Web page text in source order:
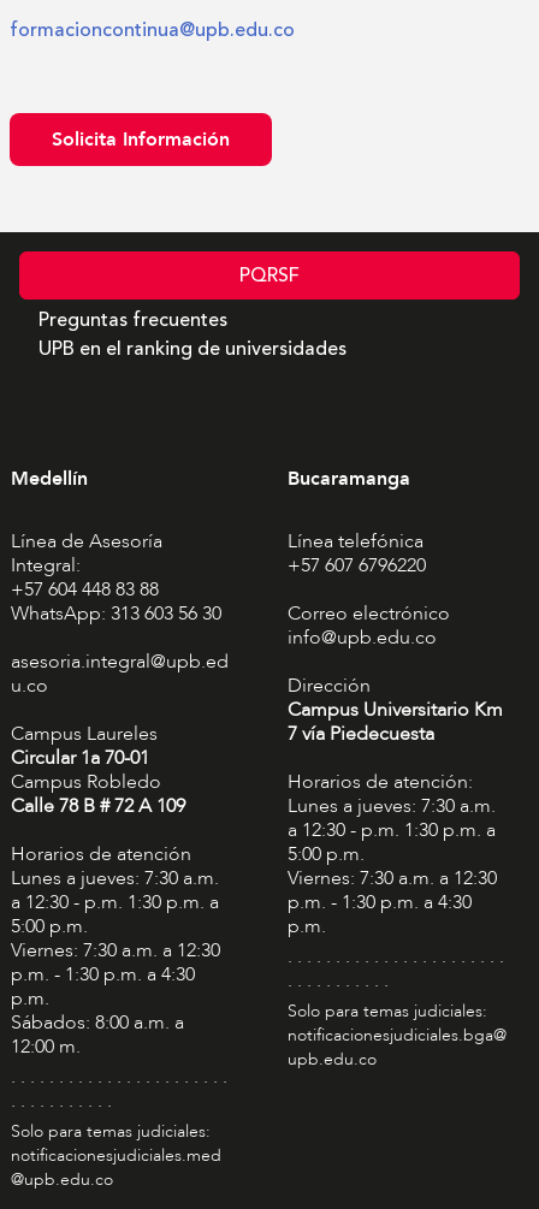
formacioncontinua@upb.edu.co
Solicita Información
PQRSF
Preguntas frecuentes
UPB en el ranking de universidades
Medellín
Línea de Asesoría
Integral:
+57 604 448 83 88
WhatsApp: 313 603 56 30
asesoria.integral@upb.ed
u.co
Campus Laureles
Circular 1a 70-01
Campus Robledo
Calle 78 B # 72 A 109
Horarios de atención
Lunes a jueves: 7:30 a.m.
a 12:30 - p.m. 1:30 p.m. a
5:00 p.m.
Viernes: 7:30 a.m. a 12:30
p.m. - 1:30 p.m. a 4:30
p.m.
Sábados: 8:00 a.m. a
12:00 m.
. . . . . . . . . . . . . . . . . . . . . . .
. . . . . . . . . . .
Solo para temas judiciales:
notificacionesjudiciales.med
@upb.edu.co
Bucaramanga
Línea telefónica
+57 607 6796220
Correo electrónico
info@upb.edu.co
Dirección
Campus Universitario Km
7 vía Piedecuesta
Horarios de atención:
Lunes a jueves: 7:30 a.m.
a 12:30 - p.m. 1:30 p.m. a
5:00 p.m.
Viernes: 7:30 a.m. a 12:30
p.m. - 1:30 p.m. a 4:30
p.m.
. . . . . . . . . . . . . . . . . . . . . . .
. . . . . . . . . . .
Solo para temas judiciales:
notificacionesjudiciales.bga@
upb.edu.co